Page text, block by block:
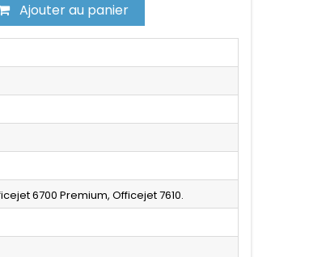
Ajouter au panier
6700 Premium, Officejet 7610.